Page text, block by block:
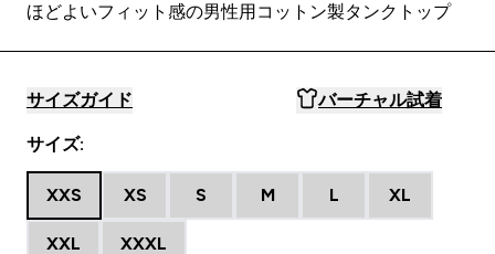
ほどよいフィット感の男性用コットン製タンクトップ
サイズガイド バーチャル試着
サイズ:
XXS XS S M L XL
XXL XXXL